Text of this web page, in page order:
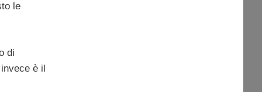
le
di
è il